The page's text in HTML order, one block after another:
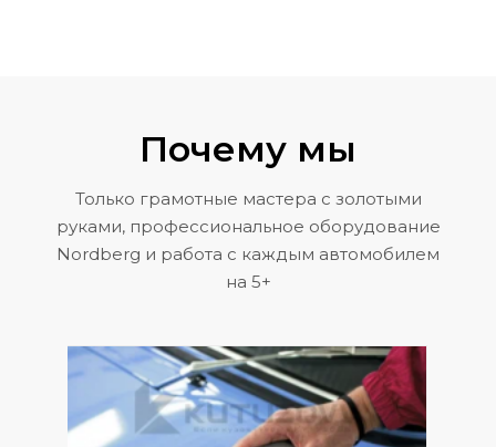
Почему мы
Только грамотные мастера с золотыми
руками, профессиональное оборудование
Nordberg и работа с каждым автомобилем
на 5+